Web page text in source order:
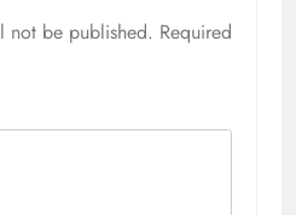
not be published. Required